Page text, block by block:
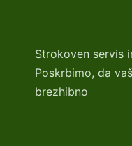
Strokoven servis
Poskrbimo, da
brezhibno